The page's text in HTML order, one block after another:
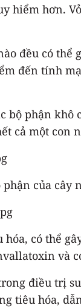
hiểm hơn.
đều có
đến tính
phận
cả một con
của cây
có thể
và
điều trị
tiêu hóa,